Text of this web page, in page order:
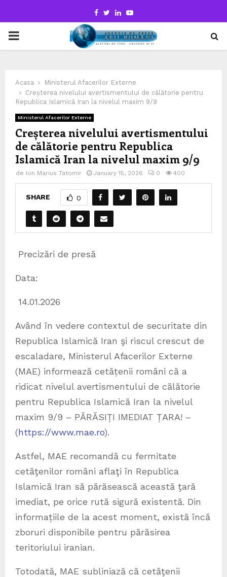
Facebook
TwitterLinkedinYoutube
PRIMARY
Acasa
Ministerul Afacerilor Externe
Creșterea nivelului avertismentului de călătorie pentru
Republica Islamică Iran la nivelul maxim 9/9
Ministerul Afacerilor Externe
Creșterea nivelului avertismentului
de călătorie pentru Republica
Islamică Iran la nivelul maxim 9/9
de Ion Marius Tatomir January 15, 2026 0 400
SHARE 0
Precizări de presă
Data:
14.01.2026
Având în vedere contextul de securitate din
Republica Islamică Iran şi riscul crescut de
escaladare, Ministerul Afacerilor Externe
(MAE) informează cetățenii români că a
ridicat nivelul avertismentului de călătorie
pentru Republica Islamică Iran la nivelul
maxim 9/9 – PĂRĂSIȚI IMEDIAT ȚARA! –
(https://www.mae.ro).
Astfel, MAE recomandă cu fermitate
cetăţenilor români aflaţi în Republica
Islamică Iran să părăsească această ţară
imediat, pe orice rută sigură existentă. Din
informațiile de la acest moment, există încă
zboruri disponibile pentru părăsirea
teritoriului iranian.
Totodată, MAE subliniază că cetăţenii